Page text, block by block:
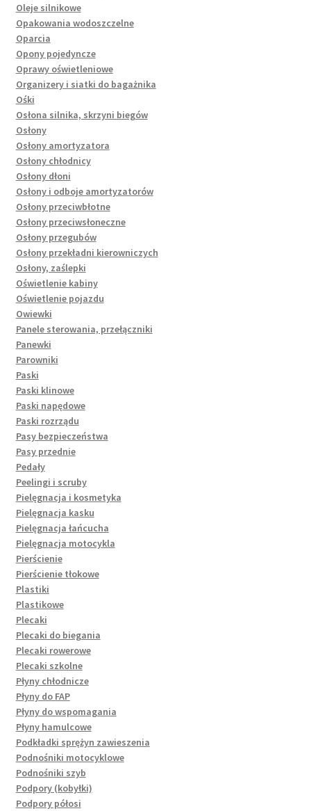
Oleje silnikowe
Opakowania wodoszczelne
Oparcia
Opony pojedyncze
Oprawy oświetleniowe
Organizery i siatki do bagażnika
Ośki
Osłona silnika, skrzyni biegów
Osłony
Osłony amortyzatora
Osłony chłodnicy
Osłony dłoni
Osłony i odboje amortyzatorów
Osłony przeciwbłotne
Osłony przeciwsłoneczne
Osłony przegubów
Osłony przekładni kierowniczych
Osłony, zaślepki
Oświetlenie kabiny
Oświetlenie pojazdu
Owiewki
Panele sterowania, przełączniki
Panewki
Parowniki
Paski
Paski klinowe
Paski napędowe
Paski rozrządu
Pasy bezpieczeństwa
Pasy przednie
Pedały
Peelingi i scruby
Pielęgnacja i kosmetyka
Pielęgnacja kasku
Pielęgnacja łańcucha
Pielęgnacja motocykla
Pierścienie
Pierścienie tłokowe
Plastiki
Plastikowe
Plecaki
Plecaki do biegania
Plecaki rowerowe
Plecaki szkolne
Płyny chłodnicze
Płyny do FAP
Płyny do wspomagania
Płyny hamulcowe
Podkładki sprężyn zawieszenia
Podnośniki motocyklowe
Podnośniki szyb
Podpory (kobyłki)
Podpory półosi